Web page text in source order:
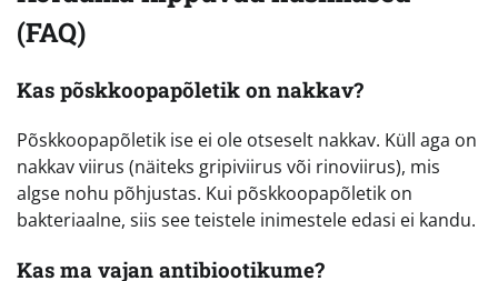
(FAQ)
Kas põskkoopapõletik on nakkav?
Põskkoopapõletik ise ei ole otseselt nakkav. Küll aga on
nakkav viirus (näiteks gripiviirus või rinoviirus), mis
algse nohu põhjustas. Kui põskkoopapõletik on
bakteriaalne, siis see teistele inimestele edasi ei kandu.
Kas ma vajan antibiootikume?